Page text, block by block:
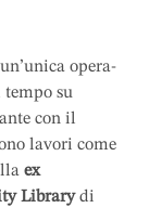
opera-
su
con il
lavori come
ex
Librarydi